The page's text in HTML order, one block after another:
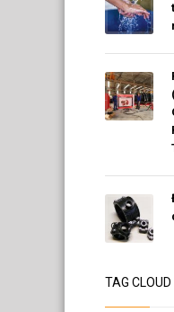
TAG CLOUD